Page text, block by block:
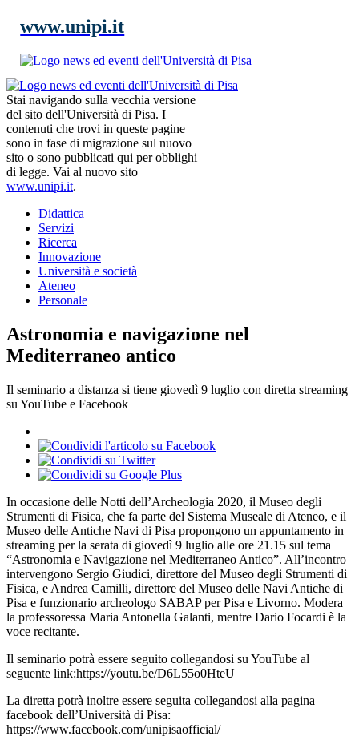
www.unipi.it
Stai navigando sulla vecchia versione
del sito dell'Università di Pisa. I
contenuti che trovi in queste pagine
sono in fase di migrazione sul nuovo
sito o sono pubblicati qui per obblighi
di legge. Vai al nuovo sito
www.unipi.it.
Didattica
Servizi
Ricerca
Innovazione
Università e società
Ateneo
Personale
Astronomia e navigazione nel
Mediterraneo antico
Il seminario a distanza si tiene giovedì 9 luglio con diretta streaming
su YouTube e Facebook
In occasione delle Notti dell’Archeologia 2020, il Museo degli
Strumenti di Fisica, che fa parte del Sistema Museale di Ateneo, e il
Museo delle Antiche Navi di Pisa propongono un appuntamento in
streaming per la serata di giovedì 9 luglio alle ore 21.15 sul tema
“Astronomia e Navigazione nel Mediterraneo Antico”. All’incontro
intervengono Sergio Giudici, direttore del Museo degli Strumenti di
Fisica, e Andrea Camilli, direttore del Museo delle Navi Antiche di
Pisa e funzionario archeologo SABAP per Pisa e Livorno. Modera
la professoressa Maria Antonella Galanti, mentre Dario Focardi è la
voce recitante.
Il seminario potrà essere seguito collegandosi su YouTube al
seguente link:https://youtu.be/D6L55o0HteU
La diretta potrà inoltre essere seguita collegandosi alla pagina
facebook dell’Università di Pisa:
https://www.facebook.com/unipisaofficial/